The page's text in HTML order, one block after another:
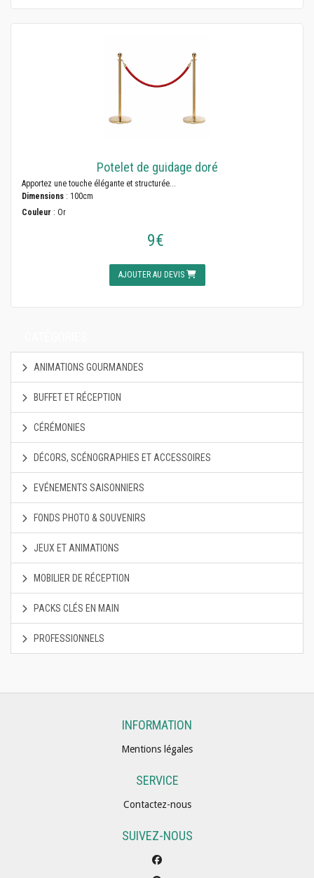
Potelet de guidage doré
Apportez une touche élégante et structurée...
Dimensions : 100cm
Couleur : Or
9€
AJOUTER AU DEVIS
ANIMATIONS GOURMANDES
BUFFET ET RÉCEPTION
CÉRÉMONIES
DÉCORS, SCÉNOGRAPHIES ET ACCESSOIRES
EVÉNEMENTS SAISONNIERS
FONDS PHOTO & SOUVENIRS
JEUX ET ANIMATIONS
MOBILIER DE RÉCEPTION
PACKS CLÉS EN MAIN
PROFESSIONNELS
INFORMATION
Mentions légales
SERVICE
Contactez-nous
SUIVEZ-NOUS